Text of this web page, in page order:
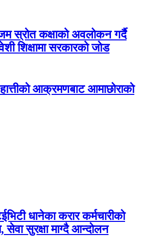
स्रोत कक्षाको अवलोकन गर्दै
शिक्षामा सरकारको जोड
आक्रमणबाट आमाछोराको
धानेका करार कर्मचारीको
सेवा सुरक्षा माग्दै आन्दोलन